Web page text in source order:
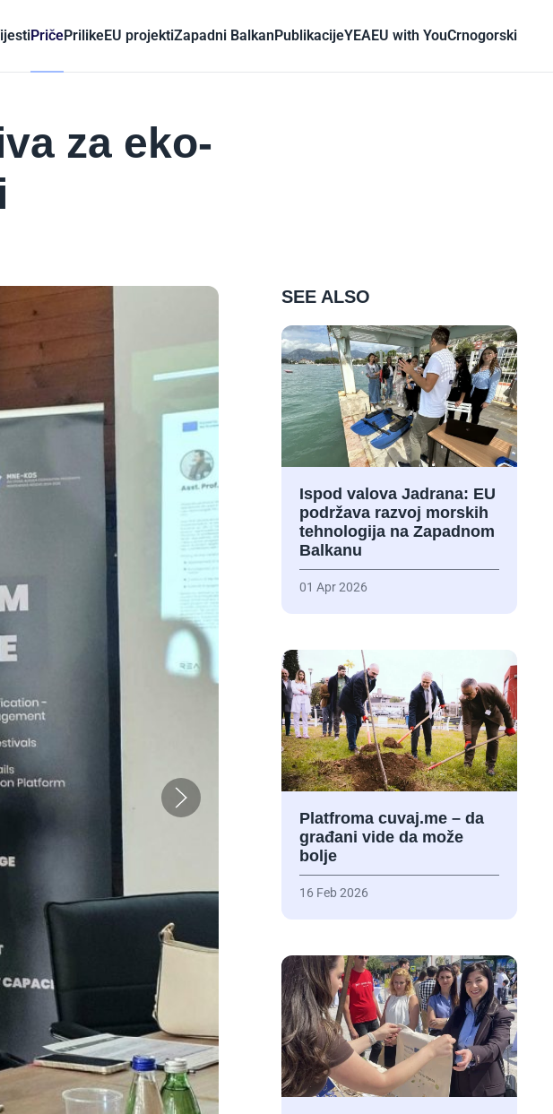
PričePrilikeEU projektiZapadni BalkanPublikacijeYEAEU with YouCrnogorski
za eko-
SEE ALSO
Ispod valova Jadrana: EU
podržava razvoj morskih
tehnologija na Zapadnom
Balkanu
01 Apr 2026
Platfroma cuvaj.me – da
građani vide da može
bolje
16 Feb 2026